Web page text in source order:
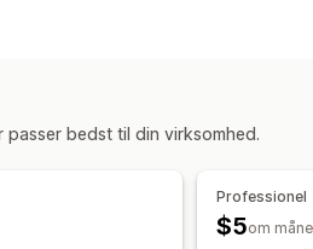
bedst til din virksomhed.
Professionel
$5om